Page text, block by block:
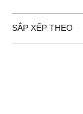
SẮP XẾP THEO